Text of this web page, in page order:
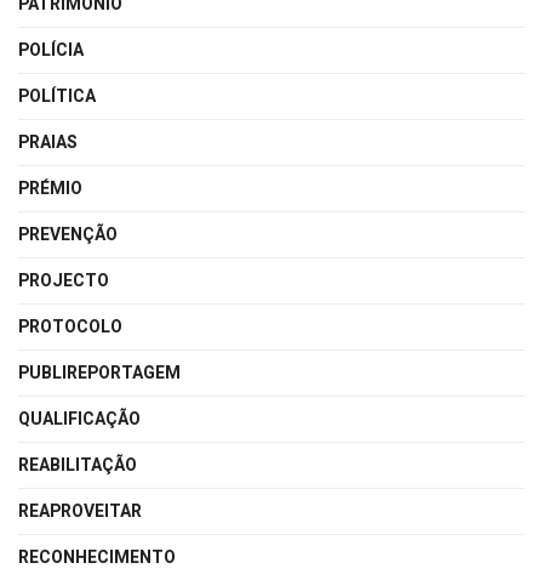
POLÍCIA
POLÍTICA
PRAIAS
PRÉMIO
PREVENÇÃO
PROJECTO
PROTOCOLO
PUBLIREPORTAGEM
QUALIFICAÇÃO
REABILITAÇÃO
REAPROVEITAR
RECONHECIMENTO